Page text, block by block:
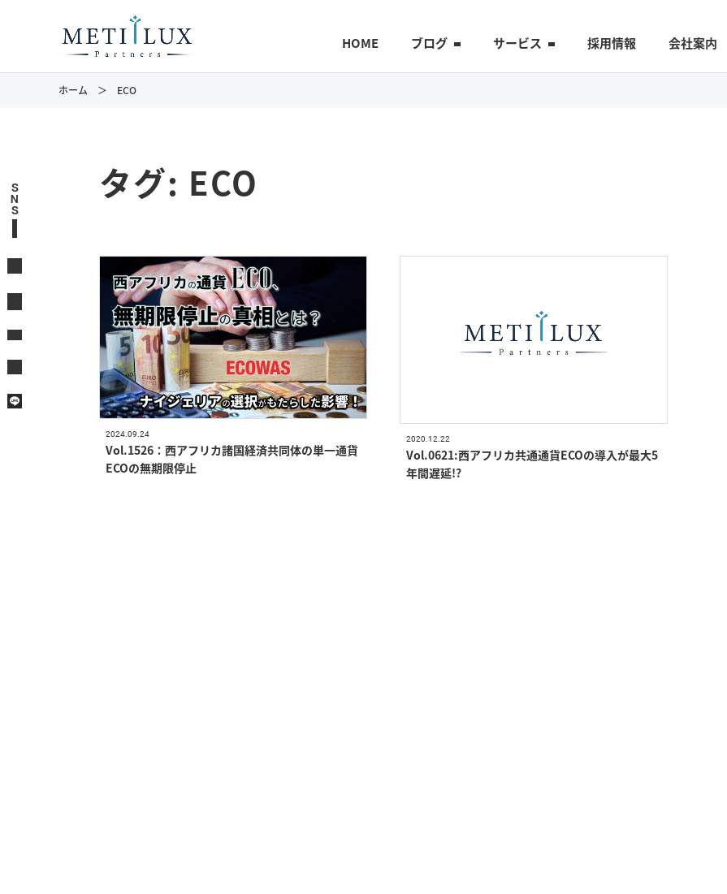
HOME ブログ サービス 採用情報 会社案内
ホーム ECO
タグ: ECO
2024.09.24
Vol.1526：西アフリカ諸国経済共同体の単一通貨
ECOの無期限停止
2020.12.22
Vol.0621:西アフリカ共通通貨ECOの導入が最大5
年間遅延!?
S
N
S